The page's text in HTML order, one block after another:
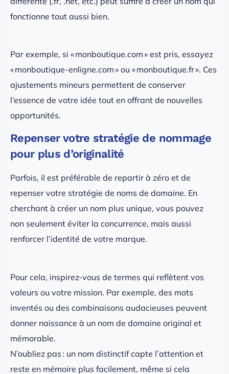
fonctionne tout aussi bien.
Par exemple, si « monboutique.com » est pris, essayez
« monboutique-enligne.com » ou « monboutique.fr ». Ces
ajustements mineurs permettent de conserver
l’essence de votre idée tout en offrant de nouvelles
opportunités.
Repenser votre stratégie de nommage
pour plus d’originalité
Parfois, il est préférable de repartir à zéro et de
repenser votre stratégie de noms de domaine. En
cherchant à créer un nom plus unique, vous pouvez
non seulement éviter la concurrence, mais aussi
renforcer l’identité de votre marque.
Pour cela, inspirez-vous de termes qui reflètent vos
valeurs ou votre mission. Par exemple, des mots
inventés ou des combinaisons audacieuses peuvent
donner naissance à un nom de domaine original et
mémorable.
N’oubliez pas : un nom distinctif capte l’attention et
reste en mémoire plus facilement, même si cela